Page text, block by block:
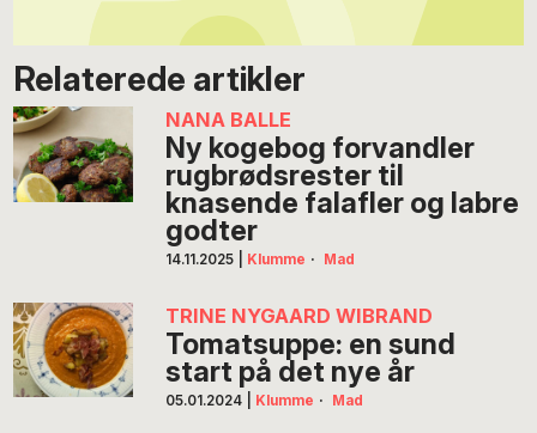
Relaterede artikler
NANA BALLE
Ny kogebog forvandler
rugbrødsrester til
knasende falafler og labre
godter
14.11.2025 Klumme · Mad
TRINE NYGAARD WIBRAND
Tomatsuppe: en sund
start på det nye år
05.01.2024 Klumme · Mad